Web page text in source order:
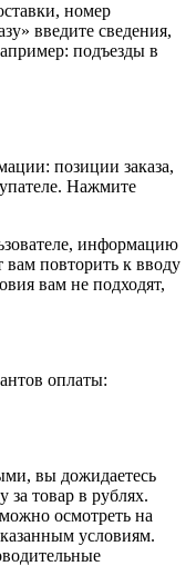
номер
введите сведения,
подъезды в
позиции заказа,
Нажмите
информацию
повторить к вводу
вам не подходят,
оплаты:
вы дожидаетесь
за товар в рублях.
осмотреть на
условиям.